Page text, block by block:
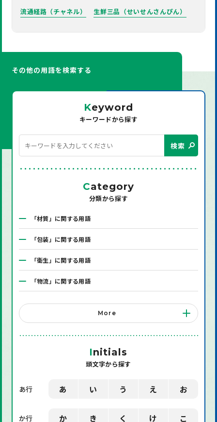
流通経路（チャネル） 生鮮三品（せいせんさんぴん）
その他の用語を検索する
Keyword
キーワードから探す
検索
Category
分類から探す
「材質」に関する用語
「包装」に関する用語
「衛生」に関する用語
「物流」に関する用語
「システム」に関する用語
「店舗備品」に関する用語
「環境」に関する用語
「業界用語」に関する用語
More
Initials
頭文字から探す
あ行 あ い う え お
か行 か き く け こ